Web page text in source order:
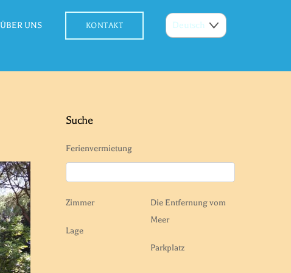
ÜBER UNS KONTAKT
Suche
Ferienvermietung
Zimmer
Lage
Die Entfernung vom
Meer
Parkplatz